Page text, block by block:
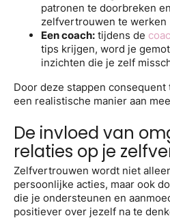
patronen te doorbreken
zelfvertrouwen te werken
Een coach: tijdens de
tips krijgen, word je
inzichten die je zelf
Door deze stappen
een realistische manier aan
De invloed van
relaties op je
Zelfvertrouwen wordt niet
persoonlijke acties, maar ook
die je ondersteunen en
positiever over jezelf na te